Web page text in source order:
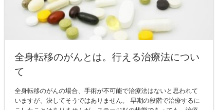
全身転移のがんとは。行える治療法につい
て
全身転移のがんの場合、手術が不可能で治療法はないと思われて
いますが、決してそうではありません。 早期の段階で治療するに